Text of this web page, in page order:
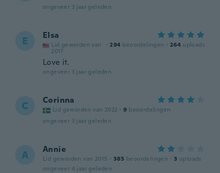
ongeveer 3 jaar geleden
E Elsa
Lid geworden van
2017
· 294 beoordelingen · 264 uploads
Love it.
ongeveer 3 jaar geleden
C Corinna
Lid geworden van 2022 · 9 beoordelingen
ongeveer 3 jaar geleden
A Annie
Lid geworden van 2015 · 385 beoordelingen · 3 uploads
ongeveer 4 jaar geleden